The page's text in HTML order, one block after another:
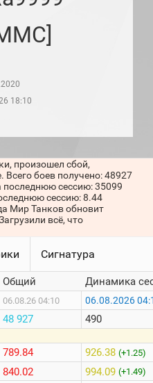
18:10
произошел сбой,
боев получено: 48927
последнюю сессию: 35099
сессию: 8.44
Мир Танков обновит
всё, что
Сигнатура
Общий
06.08.26 04:10
48 927
789.84
840.02
Динамика
06.08.2026
490
926.38 (+1.25)
994.09 (+1.49)